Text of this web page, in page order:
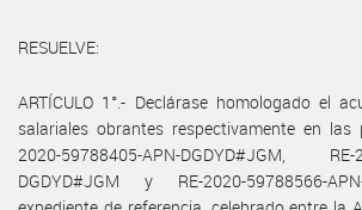
RESUELVE:
ARTÍCULO 1°.- Declárase homologado el
salariales obrantes respectivamente en
2020-59788405-APN-DGDYD#JGM, RE-
DGDYD#JGM y RE-2020-59788566-